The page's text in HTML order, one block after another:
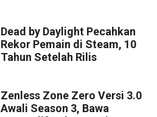
Dead by Daylight Pecahkan
Rekor Pemain di Steam, 10
Tahun Setelah Rilis
Zenless Zone Zero Versi 3.0
Awali Season 3, Bawa